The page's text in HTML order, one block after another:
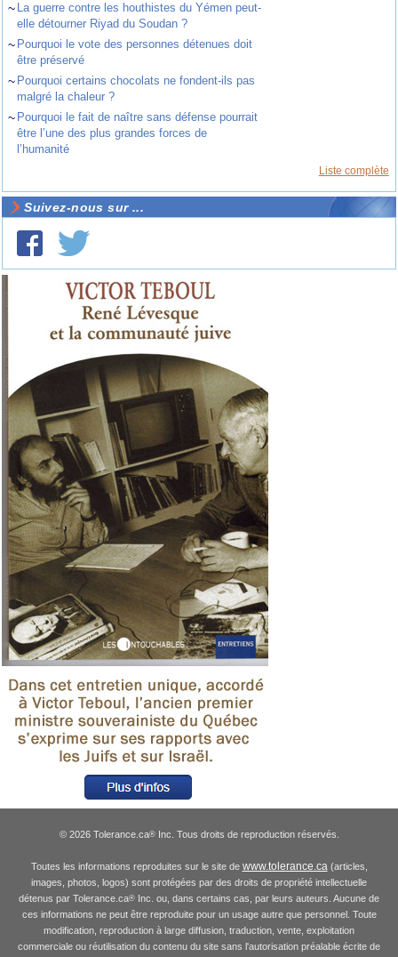
~ La guerre contre les houthistes du Yémen peut-
elle détourner Riyad du Soudan ?
~ Pourquoi le vote des personnes détenues doit
être préservé
~ Pourquoi certains chocolats ne fondent-ils pas
malgré la chaleur ?
~ Pourquoi le fait de naître sans défense pourrait
être l’une des plus grandes forces de
l’humanité
Liste complète
Suivez-nous sur ...
© 2026 Tolerance.ca®Inc. Tous droits de reproduction réservés.
Toutes les informations reproduites sur le site de www.tolerance.ca(articles,
images, photos, logos) sont protégées par des droits de propriété intellectuelle
détenus par Tolerance.ca® Inc. ou, dans certains cas, par leurs auteurs. Aucune de
ces informations ne peut être reproduite pour un usage autre que personnel. Toute
modification, reproduction à large diffusion, traduction, vente, exploitation
commerciale ou réutilisation du contenu du site sans l'autorisation préalable écrite de